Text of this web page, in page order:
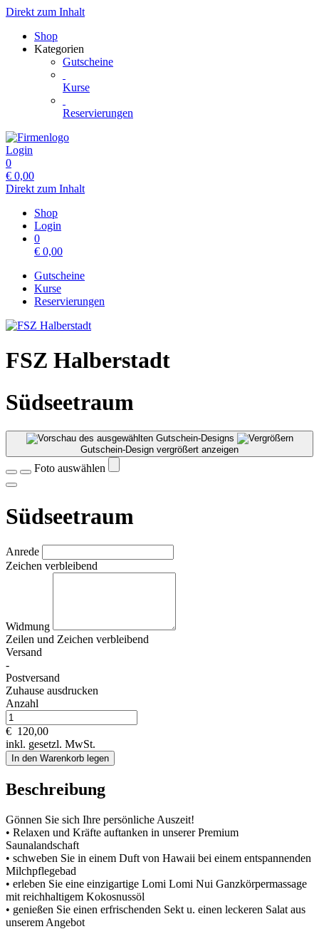
Direkt zum Inhalt
Shop
Kategorien
Gutscheine
Kurse
Reservierungen
Login
0
€ 0,00
Direkt zum Inhalt
Shop
Login
0
€ 0,00
Gutscheine
Kurse
Reservierungen
FSZ Halberstadt
Südseetraum
Gutschein-Design vergrößert anzeigen
Foto auswählen
Südseetraum
Anrede
Zeichen verbleibend
Widmung
Zeilen und Zeichen verbleibend
Versand
-
Postversand
Zuhause ausdrucken
Anzahl
€ 120,00
inkl. gesetzl. MwSt.
In den Warenkorb legen
Beschreibung
Gönnen Sie sich Ihre persönliche Auszeit!
• Relaxen und Kräfte auftanken in unserer Premium
Saunalandschaft
• schweben Sie in einem Duft von Hawaii bei einem entspannenden
Milchpflegebad
• erleben Sie eine einzigartige Lomi Lomi Nui Ganzkörpermassage
mit reichhaltigem Kokosnussöl
• genießen Sie einen erfrischenden Sekt u. einen leckeren Salat aus
unserem Angebot